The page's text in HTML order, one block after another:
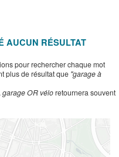
AUCUN RÉSULTAT
pour rechercher chaque mot
plus de résultat que "garage à
garage OR véloretournera souvent